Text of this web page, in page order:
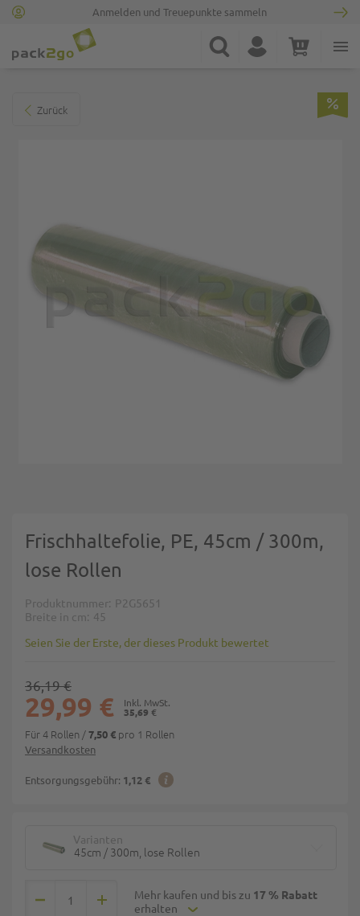
Anmelden und Treuepunkte sammeln
Suche Konto Warenkorb
Zurück
Frischhaltefolie, PE, 45cm / 300m,
lose Rollen
Produktnummer P2G5651
Breite in cm 45
Seien Sie der Erste, der dieses Produkt bewertet
Versandkosten
Entsorgungsgebühr: 1,12 €
35,69 €
29,99 €
36,19 €
Für 4 Rollen /7,50 € pro 1 Rollen
Varianten
45cm / 300m, lose Rollen
Mehr kaufen und bis zu 17 % Rabatt
erhalten